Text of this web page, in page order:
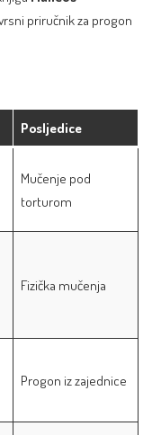
priručnik za progon
Posljedice
Mučenje pod
torturom
Fizička mučenja
Progon iz zajednice